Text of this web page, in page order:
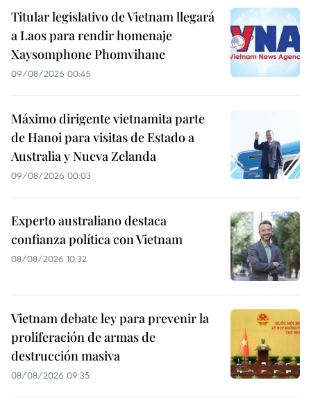
Titular legislativo de Vietnam llegará
a Laos para rendir homenaje
Xaysomphone Phomvihane
09/08/2026 00:45
Máximo dirigente vietnamita parte
de Hanoi para visitas de Estado a
Australia y Nueva Zelanda
09/08/2026 00:03
Experto australiano destaca
confianza política con Vietnam
08/08/2026 10:32
Vietnam debate ley para prevenir la
proliferación de armas de
destrucción masiva
08/08/2026 09:35